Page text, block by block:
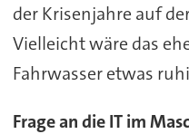
der Krisenjahre auf
Vielleicht wäre das
Fahrwasser etwas
Frage an die IT im